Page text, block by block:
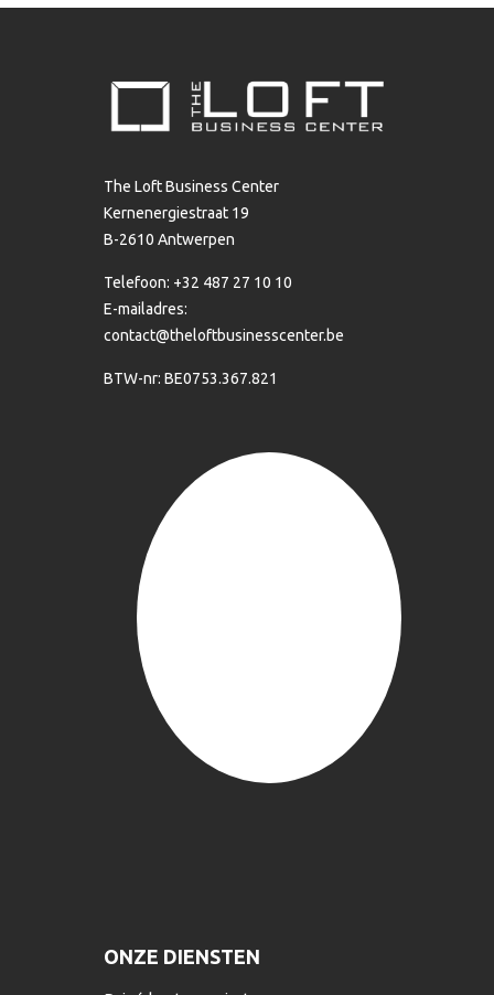
The Loft Business Center
Kernenergiestraat 19
B-2610 Antwerpen
Telefoon: +32 487 27 10 10
E-mailadres:
contact@theloftbusinesscenter.be
BTW-nr: BE0753.367.821
ONZE DIENSTEN